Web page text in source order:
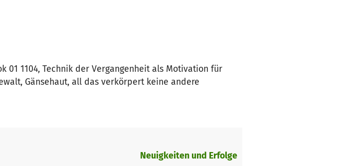
1104, Technik der Vergangenheit als Motivation für
Gänsehaut, all das verkörpert keine andere
Neuigkeiten und Erfolge